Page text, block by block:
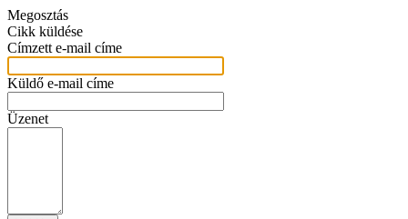
Megosztás
Cikk küldése
Címzett e-mail címe
Küldő e-mail címe
Üzenet